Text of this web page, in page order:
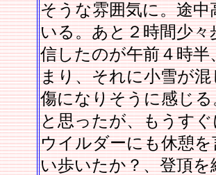
そうな雰囲気に。途中
いる。あと２時間少
信したのが午前４時
まり、それに小雪が
傷になりそうに感じ
と思ったが、もうす
ウイルダーにも休憩
い歩いたか？、登頂